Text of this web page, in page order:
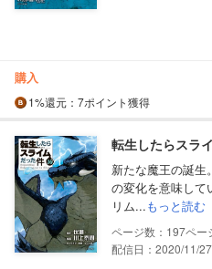
購入
1%還元 ：7ポイント獲得
転生したらスラ
新たな魔王の誕生
の変化を意味して
リム...もっと読む
197
配信日：2020/11/27